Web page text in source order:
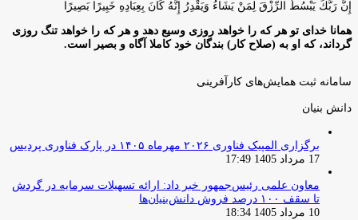
إِنَّ رَبَّكَ يَبْسُطُ الرِّزْقَ لِمَنْ يَشَاءُ وَيَقْدِرُ إِنَّهُ كَانَ بِعِبَادِهِ خَبِيرًا بَصِيرًا
همانا خدای تو هر که را خواهد روزی وسیع دهد و هر که را خواهد تنگ روزی
گرداند، که او به (صلاح کار) بندگان خود کاملا آگاه و بصیر است.
سامانه ثبت همایش‌های کارآفرینی
دانش‌ بنیان‌
برگزاری المپیک فناوری ۲۰۲۶ مهرماه ۱۴۰۵ در پارک فناوری پردیس
17 مرداد 1405 17:49
معاون علمی رئیس‌جمهور خبر داد: ارائه تسهیلات سرمایه در گردش
تا سقف ۱۰۰ درصد فروش دانش‌بنیان‌ها
10 مرداد 1405 18:34